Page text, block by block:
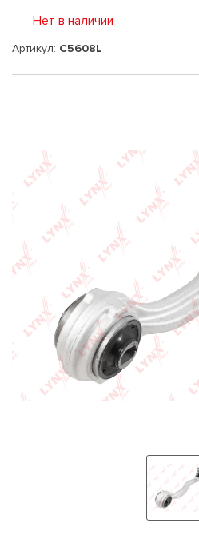
Нет в наличии
Артикул: C5608L